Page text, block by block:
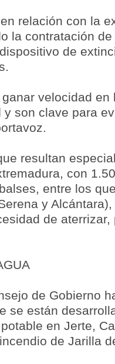
relación con la
la contratación
de
velocidad en
son clave para
resultan
con
entre los
y
de
de Gobierno
se están
en Jerte,
de Jarilla